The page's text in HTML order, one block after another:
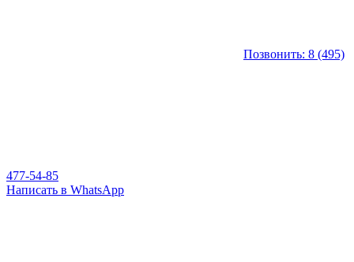
Позвонить: 8 (495)
477-54-85
Написать в WhatsApp